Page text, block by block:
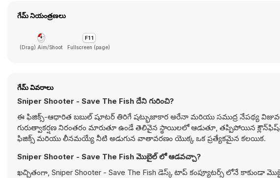
గేమ్ నియంత్రణలు
(Drag) Aim/Shoot Fullscreen (page)
గేమ్ వివరాలు
Sniper Shooter - Save The Fish దేని గురించి?
ఈ ఫిజిక్స్-ఆధారిత బబుల్ షూటర్ తిరిగే షట్భుజాకార అరేనా మరియు సముద్ర నేపథ్య
గురుత్వాకర్షణ నిరంతరం మారుతూ ఉండే తెలివైన స్థాయిలలో ఆడుతూ, తప్పిపోయిన
ఫిజిక్స్ మరియు లీనమయ్యే నీటి అడుగున వాతావరణం యొక్క ఒక ప్రత్యేకమైన కలయిక.
Sniper Shooter - Save The Fish మొబైల్ లో ఆడవచ్చా?
ఖచ్చితంగా, Sniper Shooter - Save The Fish డెస్క్ టాప్ కంప్యూటర్స్ లోనే